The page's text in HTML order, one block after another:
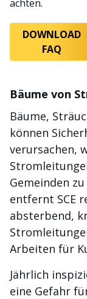
achten.
DOWNLOAD
FAQ
Bäume von
Bäume,
können
verursachen,
Gemeinden
entfernt SCE
absterbend,
Arbeiten für
Jährlich
eine Gefahr